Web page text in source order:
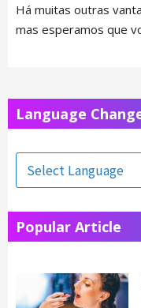
Há muitas outras
mas esperamos que
Language
Popular Article